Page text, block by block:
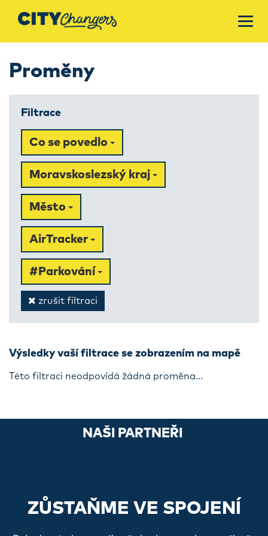
Proměny
Filtrace
Co se povedlo
Moravskoslezský kraj
Město
AirTracker
#Parkování
zrušit filtraci
Výsledky vaší filtrace se zobrazením na mapě
Této filtraci neodpovídá žádná proměna...
NAŠI PARTNEŘI
ZŮSTAŇME VE SPOJENÍ